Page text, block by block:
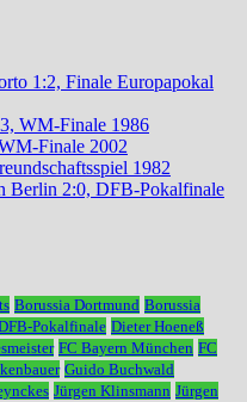
1:2, Finale Europapokal
WM-Finale 1986
Finale 2002
1982
Berlin 2:0, DFB-Pokalfinale
Borussia Dortmund Borussia
Pokalfinale Dieter Hoeneß
FC Bayern München FC
Guido Buchwald
Jürgen Klinsmann Jürgen